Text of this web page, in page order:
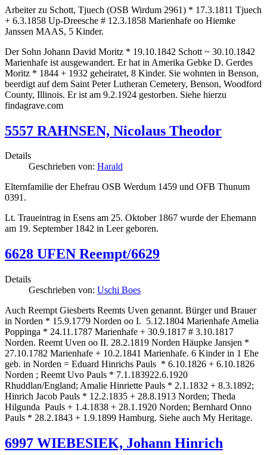
Arbeiter zu Schott, Tjuech (OSB Wirdum 2961) * 17.3.1811 Tjuech
+ 6.3.1858 Up-Dreesche # 12.3.1858 Marienhafe oo Hiemke
Janssen MAAS, 5 Kinder.
Der Sohn Johann David Moritz * 19.10.1842 Schott ~ 30.10.1842
Marienhafe ist ausgewandert. Er hat in Amerika Gebke D. Gerdes
Moritz * 1844 + 1932 geheiratet, 8 Kinder. Sie wohnten in Benson,
beerdigt auf dem Saint Peter Lutheran Cemetery, Benson, Woodford
County, Illinois. Er ist am 9.2.1924 gestorben. Siehe hierzu
findagrave.com
5557 RAHNSEN, Nicolaus Theodor
Details
Geschrieben von: Harald
Elternfamilie der Ehefrau OSB Werdum 1459 und OFB Thunum
0391.
Lt. Traueintrag in Esens am 25. Oktober 1867 wurde der Ehemann
am 19. September 1842 in Leer geboren.
6628 UFEN Reempt/6629
Details
Geschrieben von: Uschi Boes
Auch Reempt Giesberts Reemts Uven genannt. Bürger und Brauer
in Norden * 15.9.1779 Norden oo I. 5.12.1804 Marienhafe Amelia
Poppinga * 24.11.1787 Marienhafe + 30.9.1817 # 3.10.1817
Norden. Reemt Uven oo II. 28.2.1819 Norden Häupke Jansjen *
27.10.1782 Marienhafe + 10.2.1841 Marienhafe. 6 Kinder in 1 Ehe
geb. in Norden = Eduard Hinrichs Pauls * 6.10.1826 + 6.10.1826
Norden ; Reemt Uvo Pauls * 7.1.183922.6.1920
Rhuddlan/England; Amalie Hinriette Pauls * 2.1.1832 + 8.3.1892;
Hinrich Jacob Pauls * 12.2.1835 + 28.8.1913 Norden; Theda
Hilgunda Pauls + 1.4.1838 + 28.1.1920 Norden; Bernhard Onno
Pauls * 28.2.1843 + 1.9.1899 Hamburg. Siehe auch My Heritage.
6997 WIEBESIEK, Johann Hinrich